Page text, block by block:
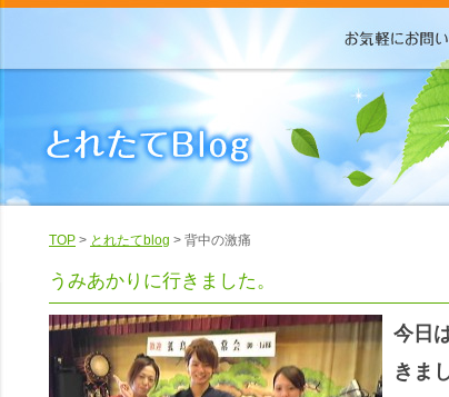
TOP > とれたてblog > 背中の激痛
うみあかりに行きました。
今日
きま